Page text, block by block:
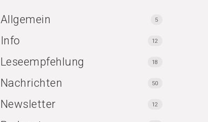
Allgemein 5
Info 12
Leseempfehlung 18
Nachrichten 50
Newsletter 12